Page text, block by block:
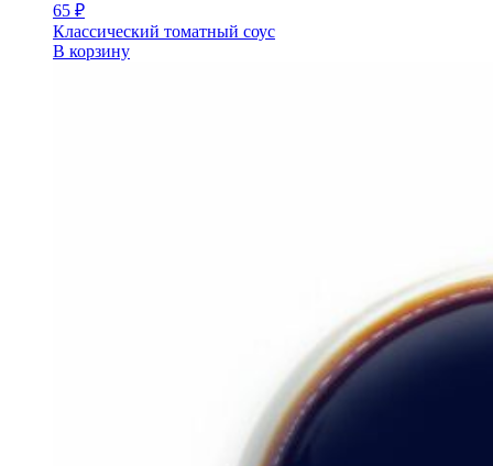
65 ₽
Классический томатный соус
В корзину